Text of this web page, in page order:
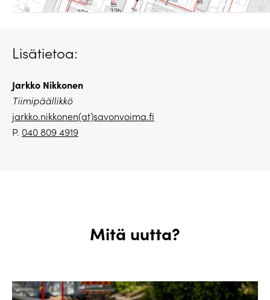
Lisätietoa:
Jarkko Nikkonen
Tiimipäällikkö
jarkko.nikkonen(at)savonvoima.fi
P. 040 809 4919
Mitä uutta?